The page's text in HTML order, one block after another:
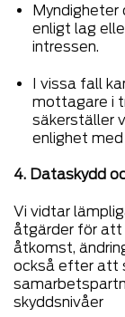
Myndigheter
enligt lag
intressen.
I vissa fall
mottagare i
säkerställer
enlighet
4. Dataskydd
Vi vidtar
åtgärder för att
åtkomst,
också efter att
skyddsnivåer